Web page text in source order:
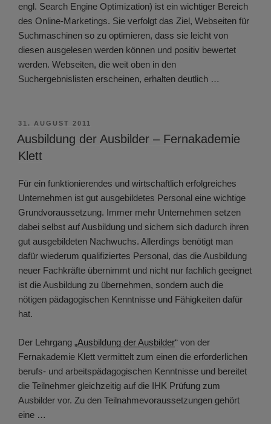
engl. Search Engine Optimization) ist ein wichtiger Bereich
des Online-Marketings. Sie verfolgt das Ziel, Webseiten für
Suchmaschinen so zu optimieren, dass sie leicht von
diesen ausgelesen werden können und positiv bewertet
werden. Webseiten, die weit oben in den
Suchergebnislisten erscheinen, erhalten deutlich …
VERÖFFENTLICHT
AM
31. AUGUST 2011
Ausbildung der Ausbilder – Fernakademie
Klett
Für ein funktionierendes und wirtschaftlich erfolgreiches
Unternehmen ist gut ausgebildetes Personal eine wichtige
Grundvoraussetzung. Immer mehr Unternehmen setzen
dabei selbst auf Ausbildung und sichern sich dadurch ihren
gut ausgebildeten Nachwuchs. Allerdings benötigt man
dafür wiederum qualifiziertes Personal, das die Ausbildung
neuer Fachkräfte übernimmt und nicht nur fachlich geeignet
ist die Ausbildung zu übernehmen, sondern auch die
nötigen pädagogischen Kenntnisse und Fähigkeiten dafür
hat.
Der Lehrgang „Ausbildung der Ausbilder“ von der
Fernakademie Klett vermittelt zum einen die erforderlichen
berufs- und arbeitspädagogischen Kenntnisse und bereitet
die Teilnehmer gleichzeitig auf die IHK Prüfung zum
Ausbilder vor. Zu den Teilnahmevoraussetzungen gehört
eine …